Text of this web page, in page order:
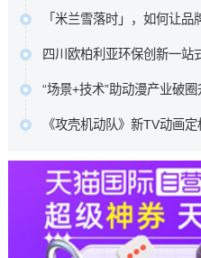
及文学期刊在数字时代如
潭印月、世纪中心等六大本
市情绪海报。…
「米兰雪落时」，如何让品
民参与的多巴胺Citywalk，
品牌，走进了全球年轻人的
四川欧柏利亚环保创新一站
防撞板的产品创新与一站式
型升级提供了可借鉴的实践
原文链接
“场景+技术”助动漫产业破圈
产品输出向产业能力输出升
业守正创新的核心发展路
原文链接
《攻壳机动队》新TV动画
木村翔马执导，园城塔担任
定。…
原文链接